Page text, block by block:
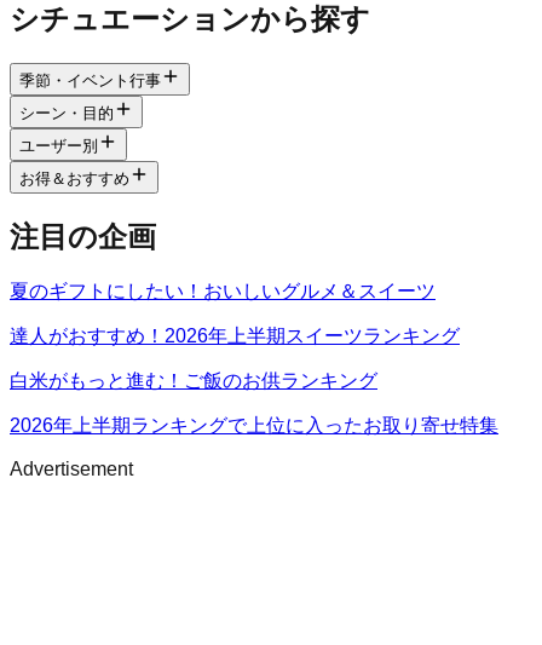
シチュエーションから探す
季節・イベント行事
シーン・目的
ユーザー別
お得＆おすすめ
注目の企画
夏のギフトにしたい！おいしいグルメ＆スイーツ
達人がおすすめ！2026年上半期スイーツランキング
白米がもっと進む！ご飯のお供ランキング
2026年上半期ランキングで上位に入ったお取り寄せ特集
Advertisement